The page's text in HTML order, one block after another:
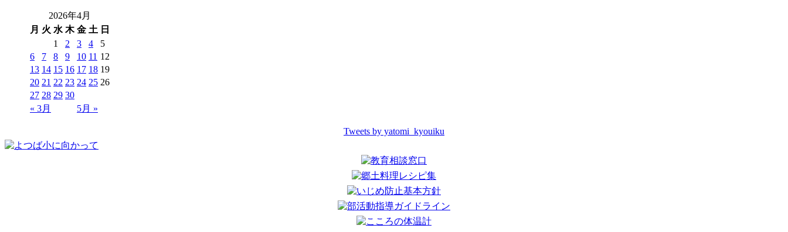
2026年4月
月 火 水 木 金 土 日
« 3月 5月 »
1 2 3 4
5
6
7 8 9 10 11 12
13 14 15 16 17 18 19
20 21 22 23 24 25 26
27 28 29 30
Tweets by yatomi_kyouiku